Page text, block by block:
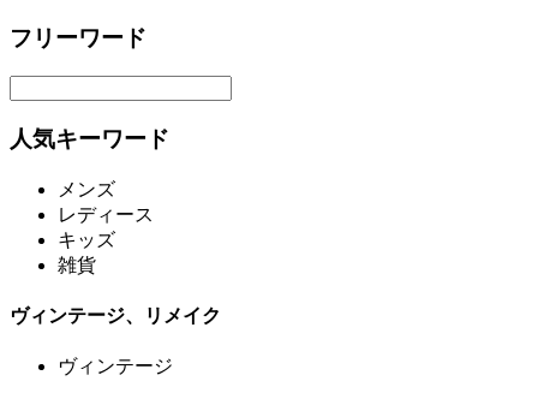
フリーワード
人気キーワード
メンズ
レディース
キッズ
雑貨
ヴィンテージ、リメイク
ヴィンテージ